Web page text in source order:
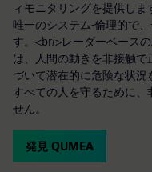
ィモニタリングを提供し
唯一のシステム-倫理的で
す。<br/>レーダーベース
は、人間の動きを非接触
づいて潜在的に危険な状況
すべての人を守るために、
せん。
発見 QUMEA